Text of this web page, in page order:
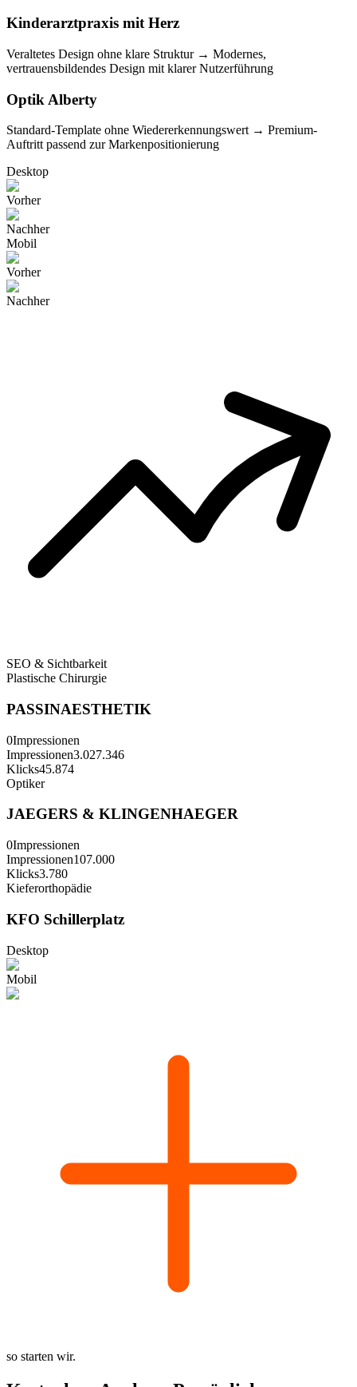
Kinderarztpraxis mit Herz
Veraltetes Design ohne klare Struktur→ Modernes,
vertrauensbildendes Design mit klarer Nutzerführung
Optik Alberty
Standard-Template ohne Wiedererkennungswert → Premium-
Auftritt passend zur Markenpositionierung
Desktop
Vorher
Nachher
Mobil
Vorher
Nachher
SEO & Sichtbarkeit
Plastische Chirurgie
PASSINAESTHETIK
0Impressionen
Impressionen3.027.346
Klicks45.874
Optiker
JAEGERS & KLINGENHAEGER
0Impressionen
Impressionen107.000
Klicks3.780
Kieferorthopädie
KFO Schillerplatz
Desktop
Mobil
so starten wir.